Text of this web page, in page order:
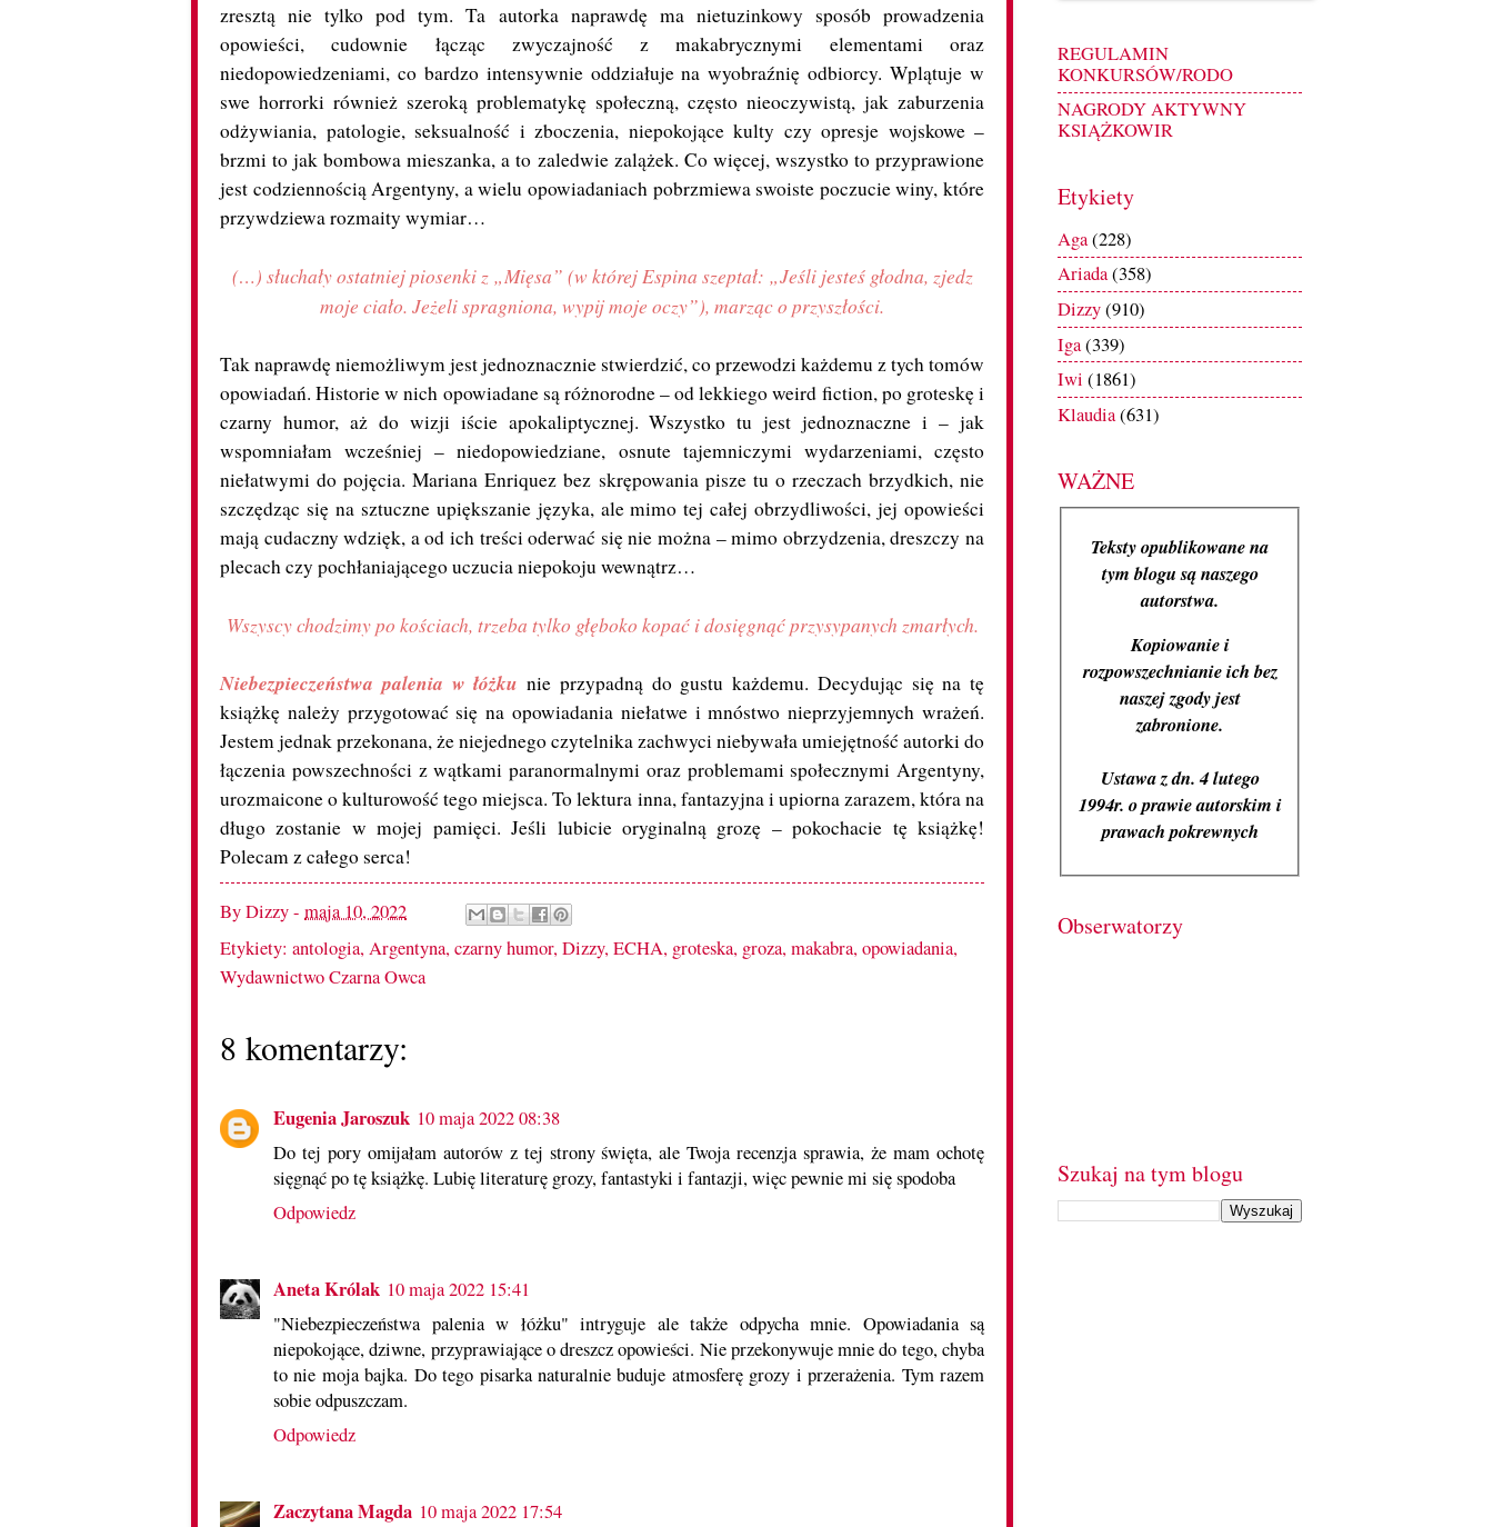
zresztą nie tylko pod tym. Ta autorka naprawdę ma nietuzinkowy sposób prowadzenia
opowieści, cudownie łącząc zwyczajność z makabrycznymi elementami oraz
niedopowiedzeniami, co bardzo intensywnie oddziałuje na wyobraźnię odbiorcy. Wplątuje w
swe horrorki również szeroką problematykę społeczną, często nieoczywistą, jak zaburzenia
odżywiania, patologie, seksualność i zboczenia, niepokojące kulty czy opresje wojskowe –
brzmi to jak bombowa mieszanka, a to zaledwie zalążek. Co więcej, wszystko to przyprawione
jest codziennością Argentyny, a wielu opowiadaniach pobrzmiewa swoiste poczucie winy, które
przywdziewa rozmaity wymiar…
(…) słuchały ostatniej piosenki z „Mięsa” (w której Espina szeptał: „Jeśli jesteś głodna, zjedz
moje ciało. Jeżeli spragniona, wypij moje oczy”), marząc o przyszłości.
Tak naprawdę niemożliwym jest jednoznacznie stwierdzić, co przewodzi każdemu z tych tomów
opowiadań. Historie w nich opowiadane są różnorodne – od lekkiego weird fiction, po groteskę i
czarny humor, aż do wizji iście apokaliptycznej. Wszystko tu jest jednoznaczne i – jak
wspomniałam wcześniej – niedopowiedziane, osnute tajemniczymi wydarzeniami, często
niełatwymi do pojęcia. Mariana Enriquez bez skrępowania pisze tu o rzeczach brzydkich, nie
szczędząc się na sztuczne upiększanie języka, ale mimo tej całej obrzydliwości, jej opowieści
mają cudaczny wdzięk, a od ich treści oderwać się nie można – mimo obrzydzenia, dreszczy na
plecach czy pochłaniającego uczucia niepokoju wewnątrz…
Wszyscy chodzimy po kościach, trzeba tylko głęboko kopać i dosięgnąć przysypanych zmarłych.
Niebezpieczeństwa palenia w łóżku nie przypadną do gustu każdemu. Decydując się na tę
książkę należy przygotować się na opowiadania niełatwe i mnóstwo nieprzyjemnych wrażeń.
Jestem jednak przekonana, że niejednego czytelnika zachwyci niebywała umiejętność autorki do
łączenia powszechności z wątkami paranormalnymi oraz problemami społecznymi Argentyny,
urozmaicone o kulturowość tego miejsca. To lektura inna, fantazyjna i upiorna zarazem, która na
długo zostanie w mojej pamięci. Jeśli lubicie oryginalną grozę – pokochacie tę książkę!
Polecam z całego serca!
ByDizzy- maja 10, 2022
Etykiety: antologia,Argentyna,czarny humor,Dizzy,ECHA, groteska, groza,makabra,opowiadania,
Wydawnictwo Czarna Owca
8 komentarzy:
Eugenia Jaroszuk 10 maja 2022 08:38
Do tej pory omijałam autorów z tej strony święta, ale Twoja recenzja sprawia, że mam ochotę
sięgnąć po tę książkę. Lubię literaturę grozy, fantastyki i fantazji, więc pewnie mi się spodoba
Odpowiedz
Aneta Królak 10 maja 2022 15:41
"Niebezpieczeństwa palenia w łóżku" intryguje ale także odpycha mnie. Opowiadania są
niepokojące, dziwne, przyprawiające o dreszcz opowieści. Nie przekonywuje mnie do tego, chyba
to nie moja bajka. Do tego pisarka naturalnie buduje atmosferę grozy i przerażenia. Tym razem
sobie odpuszczam.
Odpowiedz
Zaczytana Magda 10 maja 2022 17:54
REGULAMIN
KONKURSÓW/RODO
NAGRODY AKTYWNY
KSIĄŻKOWIR
Etykiety
Aga(228)
Ariada(358)
Dizzy(910)
Iga(339)
Iwi (1861)
Klaudia(631)
WAŻNE
Teksty opublikowane na
tym blogu są naszego
autorstwa.
Kopiowanie i
rozpowszechnianie ich bez
naszej zgody jest
zabronione.
Ustawa z dn. 4 lutego
1994r. o prawie autorskim i
prawach pokrewnych
Obserwatorzy
Szukaj na tym blogu